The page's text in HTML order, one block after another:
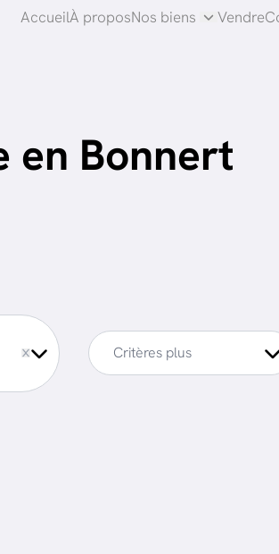
AccueilÀ proposNos biens Vendre
en Bonnert
Critères plus